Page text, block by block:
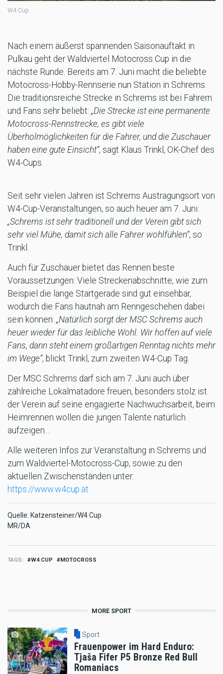
W4 Cup
Nach einem äußerst spannenden Saisonauftakt in
Pulkau geht der Waldviertel Motocross Cup in die
nächste Runde. Bereits am 7. Juni macht die beliebte
Motocross-Hobby-Rennserie nun Station in Schrems.
Die traditionsreiche Strecke in Schrems ist bei Fahrern
und Fans sehr beliebt: „Die Strecke ist eine permanente
Motocross-Rennstrecke, es gibt viele
Überholmöglichkeiten für die Fahrer, und die Zuschauer
haben eine gute Einsicht“, sagt Klaus Trinkl, OK-Chef des
W4-Cups.
Seit sehr vielen Jahren ist Schrems Austragungsort von
W4-Cup-Veranstaltungen, so auch heuer am 7. Juni:
„Schrems ist sehr traditionell und der Verein gibt sich
sehr viel Mühe, damit sich alle Fahrer wohlfühlen“, so
Trinkl.
Auch für Zuschauer bietet das Rennen beste
Voraussetzungen: Viele Streckenabschnitte, wie zum
Beispiel die lange Startgerade sind gut einsehbar,
wodurch die Fans hautnah am Renngeschehen dabei
sein können: „Natürlich sorgt der MSC Schrems auch
heuer wieder für das leibliche Wohl. Wir hoffen auf viele
Fans, dann steht einem großartigen Renntag nichts mehr
im Wege“, blickt Trinkl, zum zweiten W4-Cup Tag.
Der MSC Schrems darf sich am 7. Juni auch über
zahlreiche Lokalmatadore freuen, besonders stolz ist
der Verein auf seine engagierte Nachwuchsarbeit, beim
Heimrennen wollen die jungen Talente natürlich
aufzeigen…
Alle weiteren Infos zur Veranstaltung in Schrems und
zum Waldviertel-Motocross-Cup, sowie zu den
aktuellen Zwischenständen unter:
https://www.w4cup.at
Quelle: Katzensteiner/W4 Cup
MR/DA
TAGS W4 CUP MOTOCROSS
MORE SPORT
Sport
Frauenpower im Hard Enduro:
Tjaša Fifer P5 Bronze Red Bull
Romaniacs